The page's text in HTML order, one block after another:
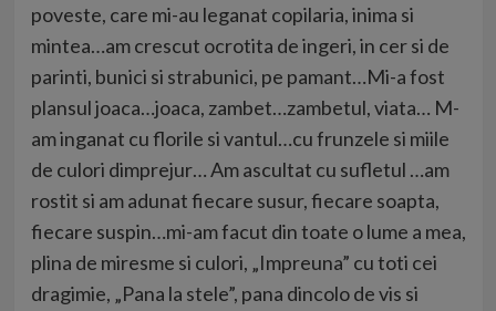
poveste, care mi-au leganat copilaria, inima si
mintea…am crescut ocrotita de ingeri, in cer si de
parinti, bunici si strabunici, pe pamant…Mi-a fost
plansul joaca…joaca, zambet…zambetul, viata… M-
am inganat cu florile si vantul…cu frunzele si miile
de culori dimprejur… Am ascultat cu sufletul …am
rostit si am adunat fiecare susur, fiecare soapta,
fiecare suspin…mi-am facut din toate o lume a mea,
plina de miresme si culori, „Impreuna” cu toti cei
dragimie, „Pana la stele”, pana dincolo de vis si